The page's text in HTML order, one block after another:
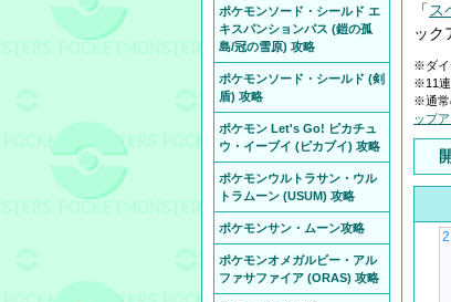
「 ス
ック
※ダイ
※11連
※通常
ップ
ポケモンソード・シールド エ
キスパンションパス (鎧の孤
島/冠の雪原) 攻略
ポケモンソード・シールド (剣
盾) 攻略
ポケモン Let's Go! ピカチュ
ウ・イーブイ (ピカブイ) 攻略
ポケモンウルトラサン・ウル
トラムーン (USUM) 攻略
ポケモンサン・ムーン攻略
ポケモンオメガルビー・アル
ファサファイア (ORAS) 攻略